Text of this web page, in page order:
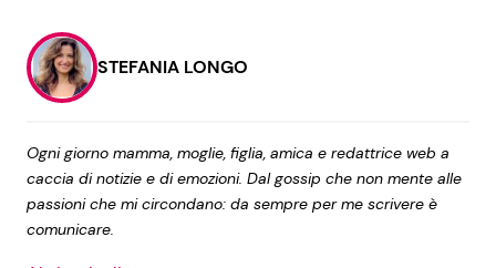
STEFANIA LONGO
Ogni giorno mamma, moglie, figlia, amica e redattrice web a
caccia di notizie e di emozioni. Dal gossip che non mente alle
passioni che mi circondano: da sempre per me scrivere è
comunicare.